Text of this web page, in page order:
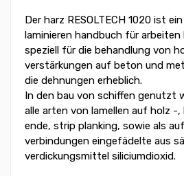
Der harz RESOLTECH 1020 ist
laminieren handbuch für arbeiten
speziell für die behandlung von
verstärkungen auf beton und
die dehnungen erheblich.
In den bau von schiffen genutzt
alle arten von lamellen auf holz -
ende, strip planking, sowie als
verbindungen eingefädelte aus
verdickungsmittel siliciumdioxid.